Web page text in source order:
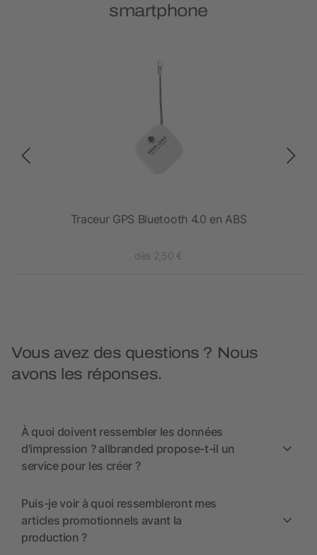
smartphone
Traceur GPS Bluetooth 4.0 en ABS
dès 2,50 €
Vous avez des questions ? Nous
avons les réponses.
À quoi doivent ressembler les données
d’impression ? allbranded propose-t-il un
service pour les créer ?
Puis-je voir à quoi ressembleront mes
articles promotionnels avant la
production ?